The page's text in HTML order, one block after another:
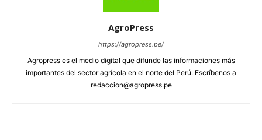
AgroPress
https://agropress.pe/
Agropress es el medio digital que difunde las informaciones más
importantes del sector agrícola en el norte del Perú. Escríbenos a
redaccion@agropress.pe